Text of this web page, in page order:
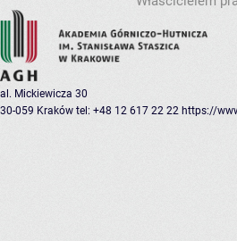
al. Mickiewicza 30
30-059 Kraków tel: +48 12 617 22 22 https://